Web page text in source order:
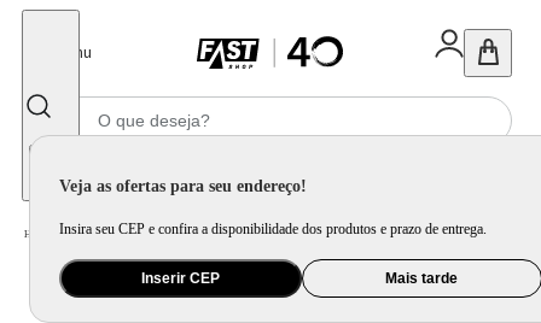
Menu
Veja as ofertas para seu endereço!
Insira seu CEP e confira a disponibilidade dos produtos e prazo de entrega.
Inserir CEP Mais tarde
Home Saúde e Beleza / Maquiagem / Acessórios para Máquiagem